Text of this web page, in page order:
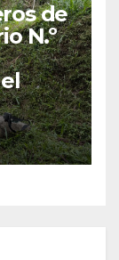
de
N.º